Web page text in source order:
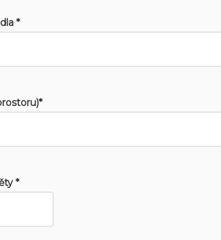
*
*